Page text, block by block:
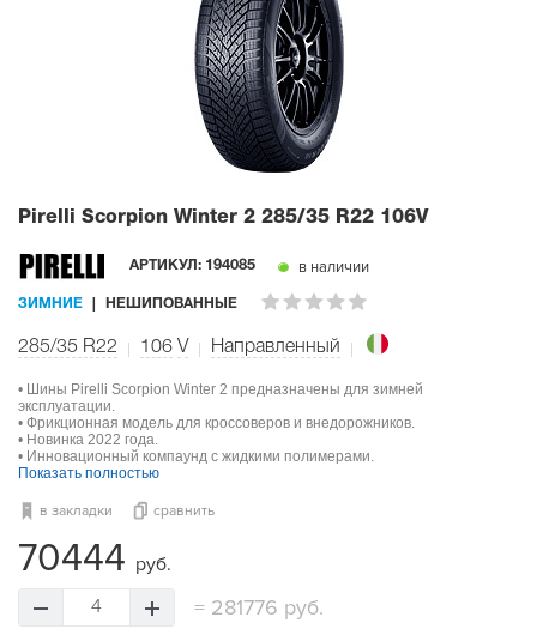
Pirelli Scorpion Winter 2 285/35 R22 106V
АРТИКУЛ: 194085 в наличии
ЗИМНИЕ НЕШИПОВАННЫЕ
285/35 R22 106 V Направленный
• Шины Pirelli Scorpion Winter 2 предназначены для зимней
эксплуатации.
• Фрикционная модель для кроссоверов и внедорожников.
• Новинка 2022 года.
• Инновационный компаунд с жидкими полимерами.
Показать полностью
в закладки сравнить
70444 руб.
4 =281776 руб.